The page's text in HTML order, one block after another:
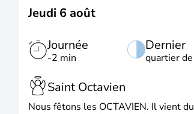
Jeudi 6 août
Journée
-2 min
Dernier
quartier
Saint Octavien
Nous fêtons les OCTAVIEN. Il vient